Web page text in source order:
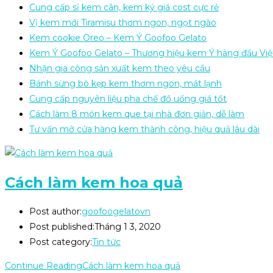
Cung cấp sỉ kem cân, kem ký giá cost cực rẻ
Vị kem mới Tiramisu thơm ngon, ngọt ngào
Kem cookie Oreo – Kem Ý Goofoo Gelato
Kem Ý Goofoo Gelato – Thương hiệu kem Ý hàng đầu
Nhận gia công sản xuất kem theo yêu cầu
Bánh sừng bò kẹp kem thơm ngon, mát lạnh
Cung cấp nguyên liệu pha chế đồ uống giá tốt
Cách làm 8 món kem que tại nhà đơn giản, dễ làm
Tư vấn mở cửa hàng kem thành công, hiệu quả lâu dài
Cách làm kem hoa quả
Post author:goofoogelatovn
Post published:Tháng 1 3, 2020
Post category:Tin tức
Continue ReadingCách làm kem hoa quả